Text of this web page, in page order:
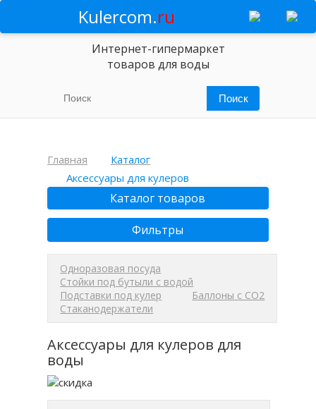
Kulercom.ru
Интернет-гипермаркет
товаров для воды
Главная
Каталог
Аксессуары для кулеров
Каталог товаров
Фильтры
Одноразовая посуда
Стойки под бутыли с водой
Подставки под кулер
Баллоны с СО2
Стаканодержатели
Аксессуары для кулеров для
воды